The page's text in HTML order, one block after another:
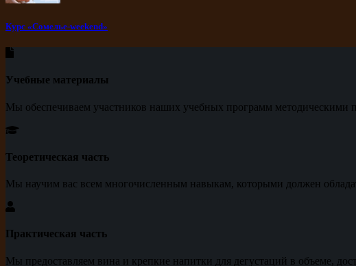
Курс «Сомелье-weekend»
Учебные материалы
Мы обеспечиваем участников наших учебных программ методическими
Теоретическая часть
Мы научим вас всем многочисленным навыкам, которыми должен
Практическая часть
Мы предоставляем вина и крепкие напитки для дегустаций в объеме,